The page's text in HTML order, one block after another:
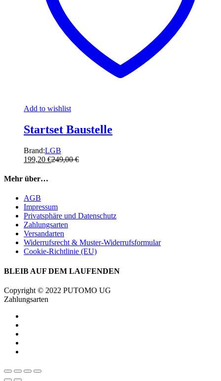
Add to wishlist
Startset Baustelle
Brand:LGB
199,20 €249,00€
Mehr über…
AGB
Impressum
Privatsphäre und Datenschutz
Zahlungsarten
Versandarten
Widerrufsrecht & Muster-Widerrufsformular
Cookie-Richtlinie (EU)
BLEIB AUF DEM LAUFENDEN
Copyright © 2022 PUTOMO UG
Zahlungsarten